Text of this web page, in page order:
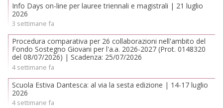
Info Days on-line per lauree triennali e magistrali | 21 luglio
2026
3 settimane fa
Procedura comparativa per 26 collaborazioni nell'ambito del
Fondo Sostegno Giovani per l'a.a. 2026-2027 (Prot. 0148320
del 08/07/2026) | Scadenza: 25/07/2026
4 settimane fa
Scuola Estiva Dantesca: al via la sesta edizione | 14-17 luglio
2026
4 settimane fa